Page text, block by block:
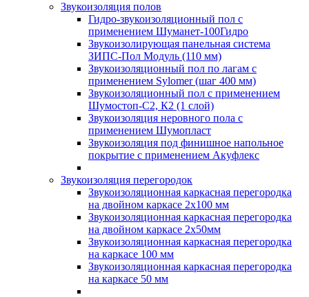
Звукоизоляция полов
Гидро-звукоизоляционный пол с
применением Шуманет-100Гидро
Звукоизолирующая панельная система
ЗИПС-Пол Модуль (110 мм)
Звукоизоляционный пол по лагам с
применением Sylomer (шаг 400 мм)
Звукоизоляционный пол с применением
Шумостоп-С2, К2 (1 слой)
Звукоизоляция неровного пола с
применением Шумопласт
Звукоизоляция под финишное напольное
покрытие с применением Акуфлекс
Звукоизоляция перегородок
Звукоизоляционная каркасная перегородка
на двойном каркасе 2х100 мм
Звукоизоляционная каркасная перегородка
на двойном каркасе 2х50мм
Звукоизоляционная каркасная перегородка
на каркасе 100 мм
Звукоизоляционная каркасная перегородка
на каркасе 50 мм